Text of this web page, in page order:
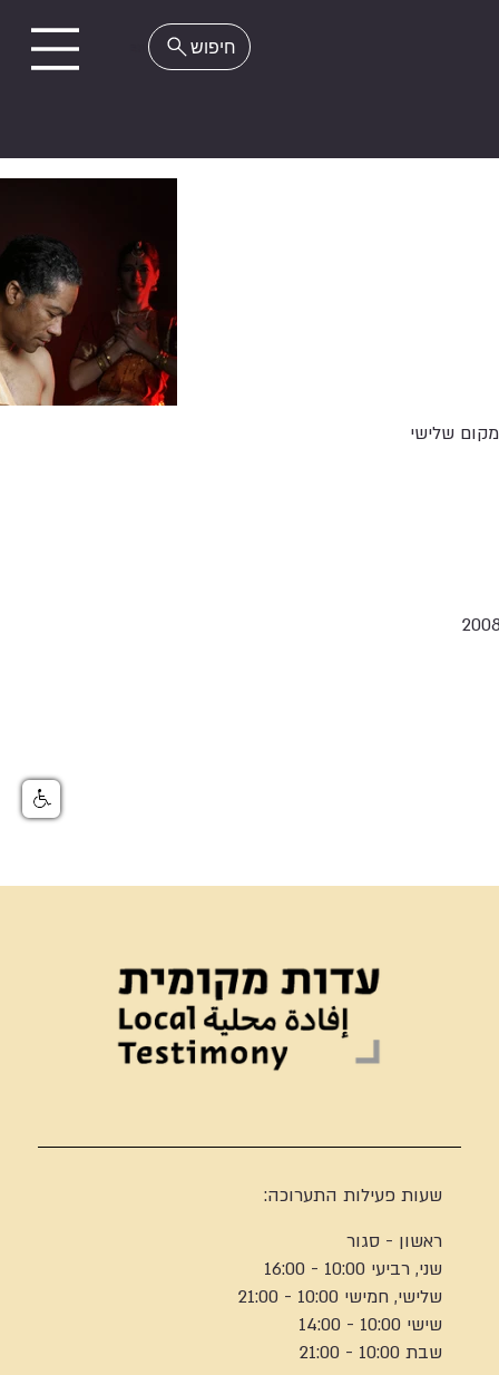
מקום שלישי
שעות פעילות התערוכה:
ראשון - סגור
שני, רביעי 10:00 - 16:00
שלישי, חמישי 10:00 - 21:00
שישי 10:00 - 14:00
שבת 10:00 - 21:00